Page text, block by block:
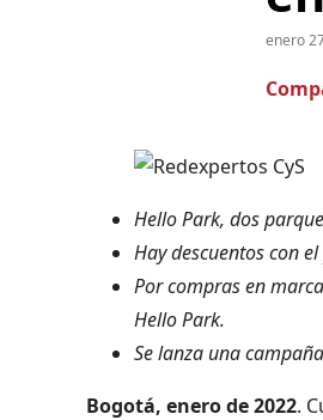
enero
Hello Park, dos
Hay descuentos con
Por compras en
Hello Park.
Se lanza una
Bogotá, enero de 2022.